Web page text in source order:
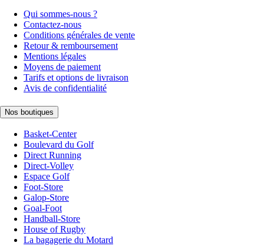
Qui sommes-nous ?
Contactez-nous
Conditions générales de vente
Retour & remboursement
Mentions légales
Moyens de paiement
Tarifs et options de livraison
Avis de confidentialité
Nos boutiques
Basket-Center
Boulevard du Golf
Direct Running
Direct-Volley
Espace Golf
Foot-Store
Galop-Store
Goal-Foot
Handball-Store
House of Rugby
La bagagerie du Motard